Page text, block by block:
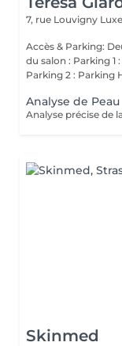
7, rue Louvigny
Accès & Parking:
du salon : Parking 1 : Parking Knuedler ( place Guillaume )
Parking 2 : Parking
Analyse de Peau
Skinmed